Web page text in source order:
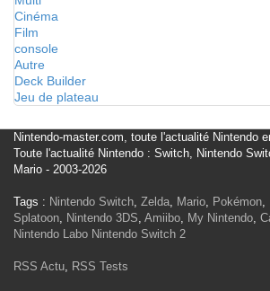
Cinéma
Film
console
Autre
Deck Builder
Jeu de plateau
Nintendo-master.com, toute l'actualité Nintendo
Toute l'actualité Nintendo : Switch, Nintendo
Mario - 2003-2026
Tags : Nintendo Switch, Zelda, Mario, Pokémon,
Splatoon, Nintendo 3DS, Amiibo, My Nintendo,
Nintendo Labo Nintendo Switch 2
RSS Actu, RSS Tests